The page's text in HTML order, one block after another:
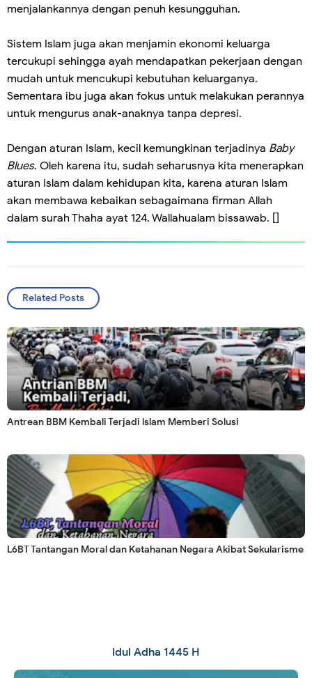
menjalankannya dengan penuh kesungguhan.
Sistem Islam juga akan menjamin ekonomi keluarga
tercukupi sehingga ayah mendapatkan pekerjaan dengan
mudah untuk mencukupi kebutuhan keluarganya.
Sementara ibu juga akan fokus untuk melakukan perannya
untuk mengurus anak-anaknya tanpa depresi.
Dengan aturan Islam, kecil kemungkinan terjadinya Baby
Blues. Oleh karena itu, sudah seharusnya kita menerapkan
aturan Islam dalam kehidupan kita, karena aturan Islam
akan membawa kebaikan sebagaimana firman Allah
dalam surah Thaha ayat 124. Wallahualam bissawab. []
Related Posts
Antrean BBM Kembali Terjadi lslam Memberi Solusi
L6BT Tantangan Moral dan Ketahanan Negara Akibat Sekularisme
Idul Adha 1445 H